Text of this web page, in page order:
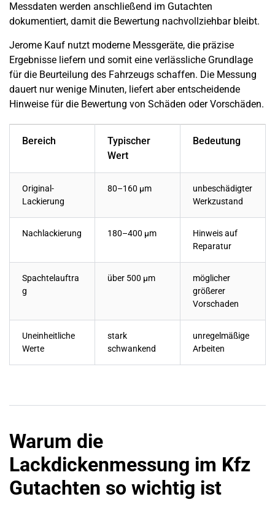
Messdaten werden anschließend im Gutachten
dokumentiert, damit die Bewertung nachvollziehbar bleibt.
Jerome Kauf nutzt moderne Messgeräte, die präzise
Ergebnisse liefern und somit eine verlässliche Grundlage
für die Beurteilung des Fahrzeugs schaffen. Die Messung
dauert nur wenige Minuten, liefert aber entscheidende
Hinweise für die Bewertung von Schäden oder Vorschäden.
Bereich
Typischer
Wert
Bedeutung
Original-
Lackierung
80–160 µm
unbeschädigter
Werkzustand
Nachlackierung 180–400 µm
Hinweis auf
Reparatur
Spachtelauftra
g
über 500 µm
möglicher
größerer
Vorschaden
Uneinheitliche
Werte
stark
schwankend
unregelmäßige
Arbeiten
Warum die
Lackdickenmessung im Kfz
Gutachten so wichtig ist